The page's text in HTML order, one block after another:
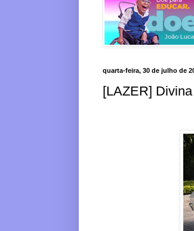
quarta-feira, 30 de julho de
[LAZER]